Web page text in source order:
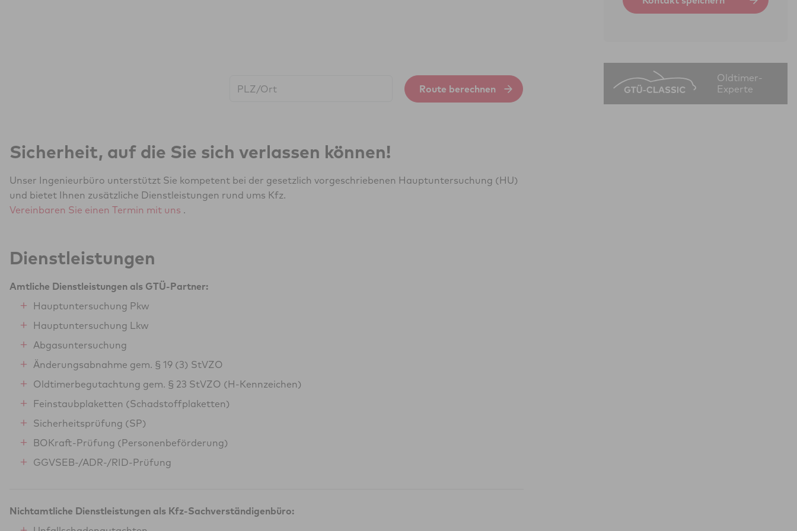
Route berechnen
Sicherheit, auf die Sie sich verlassen können!
Unser Ingenieurbüro unterstützt Sie kompetent bei der gesetzlich vorgeschriebenen Hauptuntersuchung (HU)
und bietet Ihnen zusätzliche Dienstleistungen rund ums Kfz.
Vereinbaren Sie einen Termin mit uns .
Dienstleistungen
Amtliche Dienstleistungen als GTÜ-Partner:
Hauptuntersuchung Pkw
Hauptuntersuchung Lkw
Abgasuntersuchung
Änderungsabnahme gem. § 19 (3) StVZO
Oldtimerbegutachtung gem. § 23 StVZO (H-Kennzeichen)
Feinstaubplaketten (Schadstoffplaketten)
Sicherheitsprüfung (SP)
BOKraft-Prüfung (Personenbeförderung)
GGVSEB-/ADR-/RID-Prüfung
Nichtamtliche Dienstleistungen als Kfz-Sachverständigenbüro:
Oldtimer-
Experte